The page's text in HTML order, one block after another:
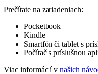
Prečítate na zariadeniach:
Pocketbook
Kindle
Smartfón či tablet s
Počítač s príslušnou
Viac informácií v našich